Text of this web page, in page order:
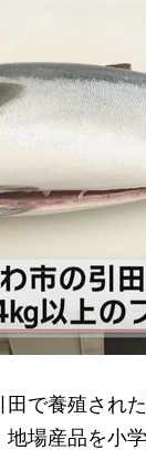
で養殖され
場産品を小